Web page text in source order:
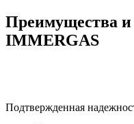
Преимущества и
IMMERGAS
Подтвержденная